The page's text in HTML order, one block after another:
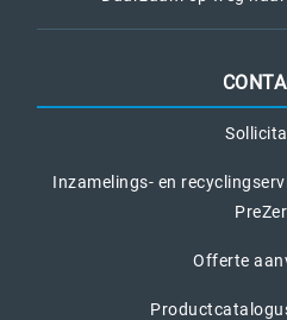
Inzamelings- en
Offerte